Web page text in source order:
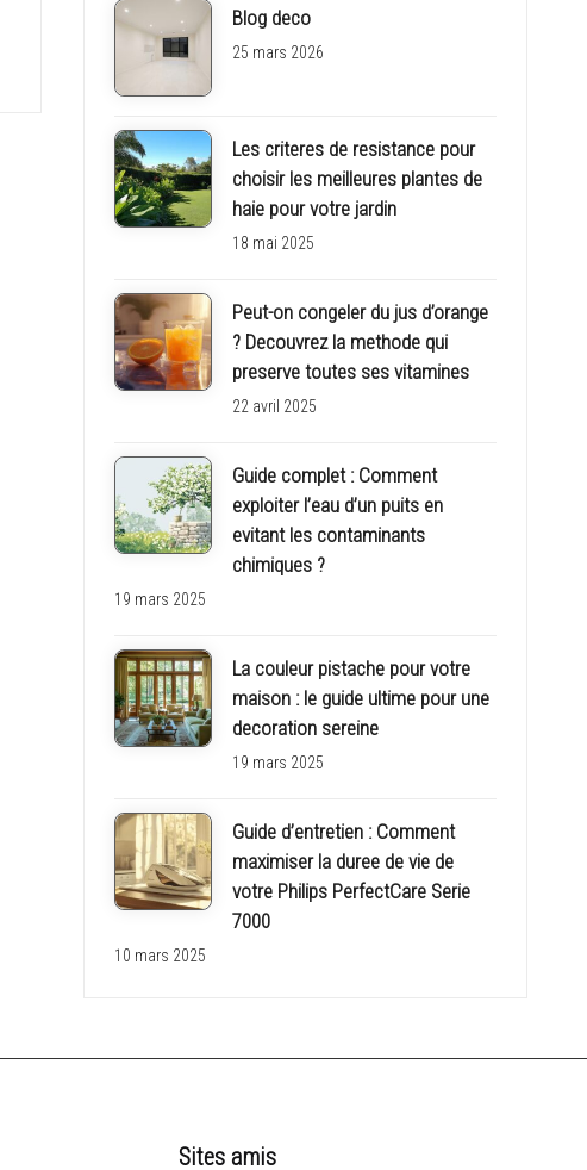
Blog deco
25 mars 2026
Les criteres de resistance pour
choisir les meilleures plantes de
haie pour votre jardin
18 mai 2025
Peut-on congeler du jus d’orange
? Decouvrez la methode qui
preserve toutes ses vitamines
22 avril 2025
Guide complet : Comment
exploiter l’eau d’un puits en
evitant les contaminants
chimiques ?
19 mars 2025
La couleur pistache pour votre
maison : le guide ultime pour une
decoration sereine
19 mars 2025
Guide d’entretien : Comment
maximiser la duree de vie de
votre Philips PerfectCare Serie
7000
10 mars 2025
Sites amis